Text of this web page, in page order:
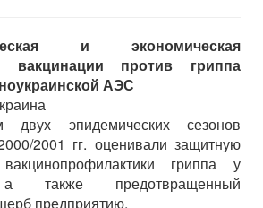
и экономическая
вакцинации против гриппа
АЭС
двух эпидемических сезонов
2001 гг. оценивали защитную
гриппа у
также предотвращенный
предприятию.